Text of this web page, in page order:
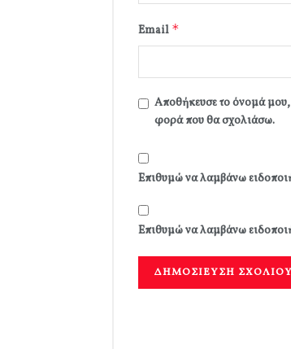
Email *
Αποθήκευσε το όνομά μου,
φορά που θα σχολιάσω.
Επιθυμώ να λαμβάνω
Επιθυμώ να λαμβάνω